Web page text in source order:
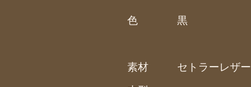
色 黒
素材 セトラーレザー